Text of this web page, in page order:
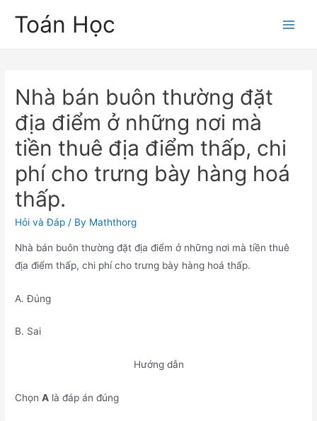
Toán Học
Nhà bán buôn thường đặt
địa điểm ở những nơi mà
tiền thuê địa điểm thấp, chi
phí cho trưng bày hàng hoá
thấp.
Hỏi và Đáp / By Maththorg
Nhà bán buôn thường đặt địa điểm ở những nơi mà tiền thuê
địa điểm thấp, chi phí cho trưng bày hàng hoá thấp.
A. Đúng
B. Sai
Hướng dẫn
ChọnA là đáp án đúng